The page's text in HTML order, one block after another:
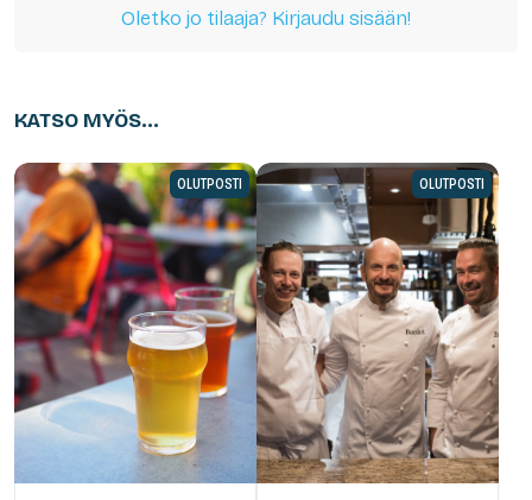
Oletko jo tilaaja? Kirjaudu sisään!
KATSO MYÖS...
OLUTPOSTI OLUTPOSTI